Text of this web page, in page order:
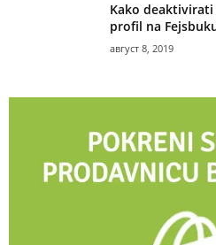
Kako deaktivirati
profil na
август 8, 2019